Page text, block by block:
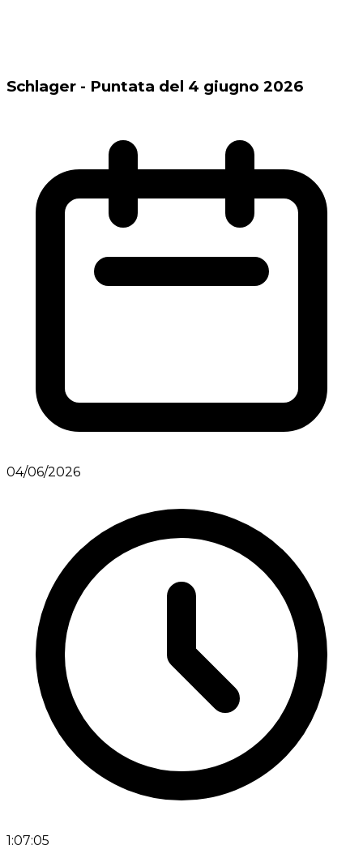
Schlager - Puntata del 4 giugno 2026
04/06/2026
1:07:05